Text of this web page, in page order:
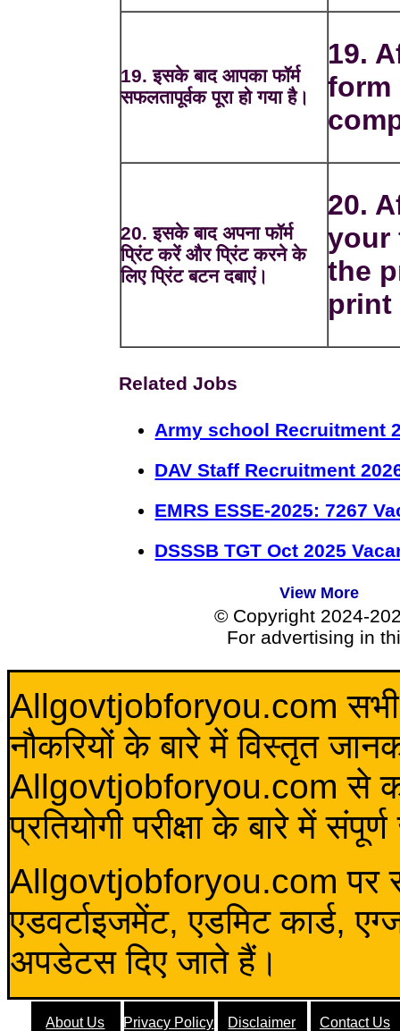
19. इसके बाद आपका फॉर्म
सफलतापूर्वक पूरा हो गया है।
19.
form
20. इसके बाद अपना फॉर्म
प्रिंट करें और प्रिंट करने के
लिए प्रिंट बटन दबाएं।
20.
your
the
print
Related Jobs
Army school Recruitment
DAV Staff Recruitment
EMRS ESSE-2025: 7267
DSSSB TGT Oct 2025
View More
© Copyright 2024-
For advertising in
Allgovtjobforyou.com सभी
नौकरियों के बारे में विस्तृत
Allgovtjobforyou.com से कोई
प्रतियोगी परीक्षा के बारे में
Allgovtjobforyou.com पर
एडवर्टाइजमेंट, एडमिट कार्ड,
अपडेटस दिए जाते हैं।
About Us Privacy Policy Disclaimer Contact Us